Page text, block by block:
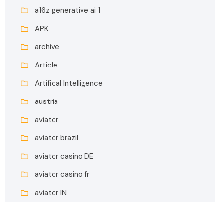
a16z generative ai 1
APK
archive
Article
Artifical Intelligence
austria
aviator
aviator brazil
aviator casino DE
aviator casino fr
aviator IN